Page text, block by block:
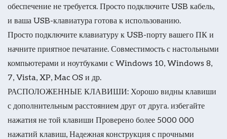
обеспечение не требуется. Просто подключите USB кабель,
и ваша USB-клавиатура готова к использованию.
Просто подключите клавиатуру к USB-порту вашего ПК и
начните приятное печатание. Совместимость с настольными
компьютерами и ноутбуками с Windows 10, Windows 8,
7, Vista, XP, Mac OS и др.
РАСПОЛОЖЕННЫЕ КЛАВИШИ: Хорошо видны клавиши
с дополнительным расстоянием друг от друга. избегайте
нажатия не той клавиши Проверено более 5000 000
нажатий клавиш, Надежная конструкция с прочными